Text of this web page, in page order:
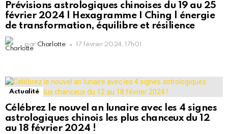
Prévisions astrologiques chinoises du 19 au 25
février 2024 | Hexagramme I Ching | énergie
de transformation, équilibre et résilience
par Charlotte 17 février 2024, 17h01
Actualité
Célébrez le nouvel an lunaire avec les 4 signes
astrologiques chinois les plus chanceux du 12
au 18 février 2024 !